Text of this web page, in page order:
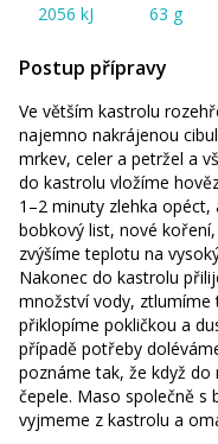
2056 kJ 63 g
Postup přípravy
Ve větším kastrolu
najemno nakrájenou
mrkev, celer a petržel a
do kastrolu vložíme
1–2 minuty zlehka
bobkový list, nové
zvýšíme teplotu na
Nakonec do kastrolu
množství vody,
přiklopíme pokličkou a
případě potřeby
poznáme tak, že když
čepele. Maso společně
vyjmeme z kastrolu a